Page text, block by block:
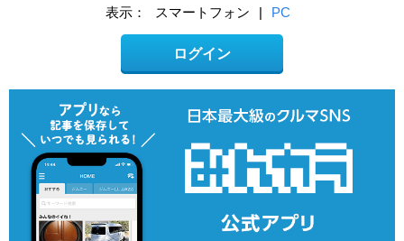
表示： スマートフォン | PC
ログイン